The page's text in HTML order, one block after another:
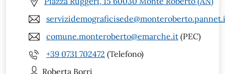
comune.monteroberto@emarche.it (PEC)
+39 0731 702472 (Telefono)
Roberta Borri